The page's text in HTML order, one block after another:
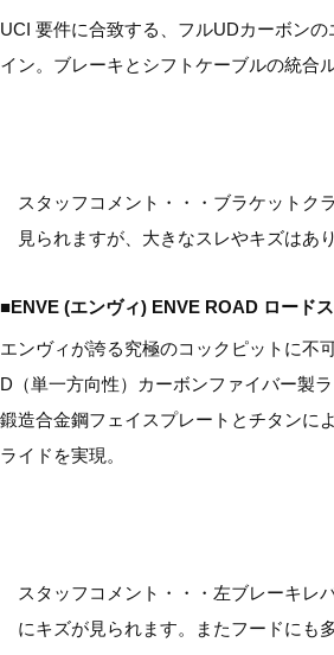
UCI 要件に合致する、フルUDカーボン
イン。ブレーキとシフトケーブルの統合
スタッフコメント・・・ブラケットク
見られますが、大きなスレやキズはあ
■ENVE (エンヴィ) ENVE ROAD ロード
エンヴィが誇る究極のコックピットに不
D（単一方向性）カーボンファイバー製
鍛造合金鋼フェイスプレートとチタンに
ライドを実現。
スタッフコメント・・・左ブレーキレ
にキズが見られます。またフードにも